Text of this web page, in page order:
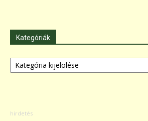
Kategóriák
Kategóriák